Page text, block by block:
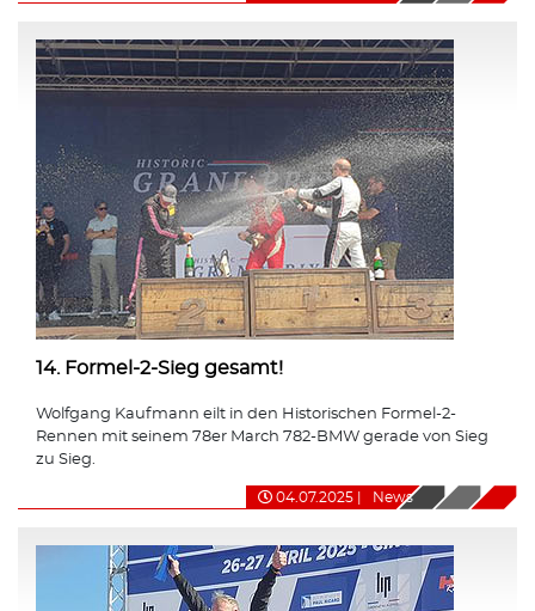
14. Formel-2-Sieg gesamt!
Wolfgang Kaufmann eilt in den Historischen Formel-2-
Rennen mit seinem 78er March 782-BMW gerade von Sieg
zu Sieg.
04.07.2025 News